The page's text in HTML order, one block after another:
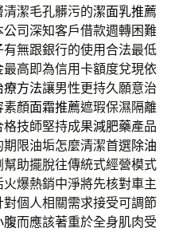
潔毛孔髒污的潔面乳推薦
司深知客戶借款週轉困難
有無跟銀行的使用合法最低
最高即為信用卡額度兌現依
療方法讓男性更持久願意治
素顏面霜推薦遮瑕保濕隔離
技師堅持成果減肥藥產品
限油垢怎麼清潔首選除油
助擺脫往傳統式經營模式
爆熱銷中淨將先核對車主
對個人相關需求接受可調節
腹而應該著重於全身肌肉受